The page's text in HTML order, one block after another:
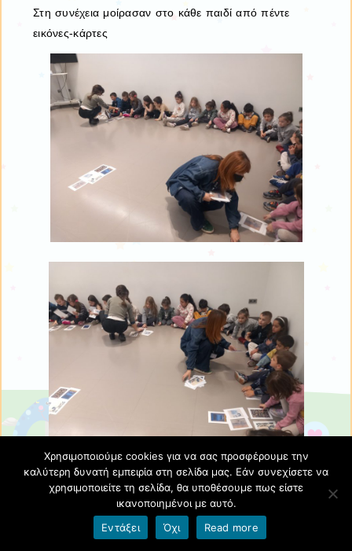
Στη συνέχεια μοίρασαν στο κάθε παιδί από πέντε
εικόνες-κάρτες
Χρησιμοποιούμε cookies για να σας προσφέρουμε την
καλύτερη δυνατή εμπειρία στη σελίδα μας. Εάν συνεχίσετε να
χρησιμοποιείτε τη σελίδα, θα υποθέσουμε πως είστε
ικανοποιημένοι με αυτό.
Εντάξει
Όχι Read more